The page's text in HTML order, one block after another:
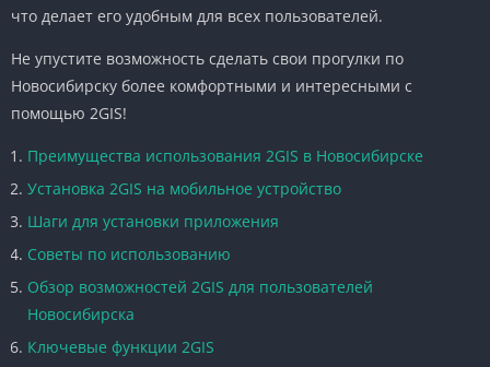
что делает его удобным для всех пользователей.
Не упустите возможность сделать свои прогулки по
Новосибирску более комфортными и интересными с
помощью 2GIS!
Преимущества использования 2GIS в Новосибирске
Установка 2GIS на мобильное устройство
Шаги для установки приложения
Советы по использованию
Обзор возможностей 2GIS для пользователей
Новосибирска
Ключевые функции 2GIS